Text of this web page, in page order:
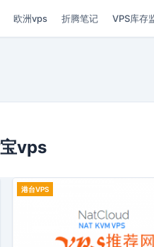
欧洲vps 折腾笔记 VPS库存
vps
港台VPS